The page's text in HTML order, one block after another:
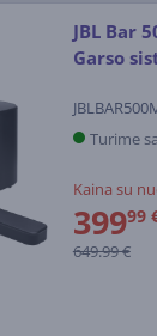
JBL Bar
Garso
Turime
Kaina su
39999
649.99 €